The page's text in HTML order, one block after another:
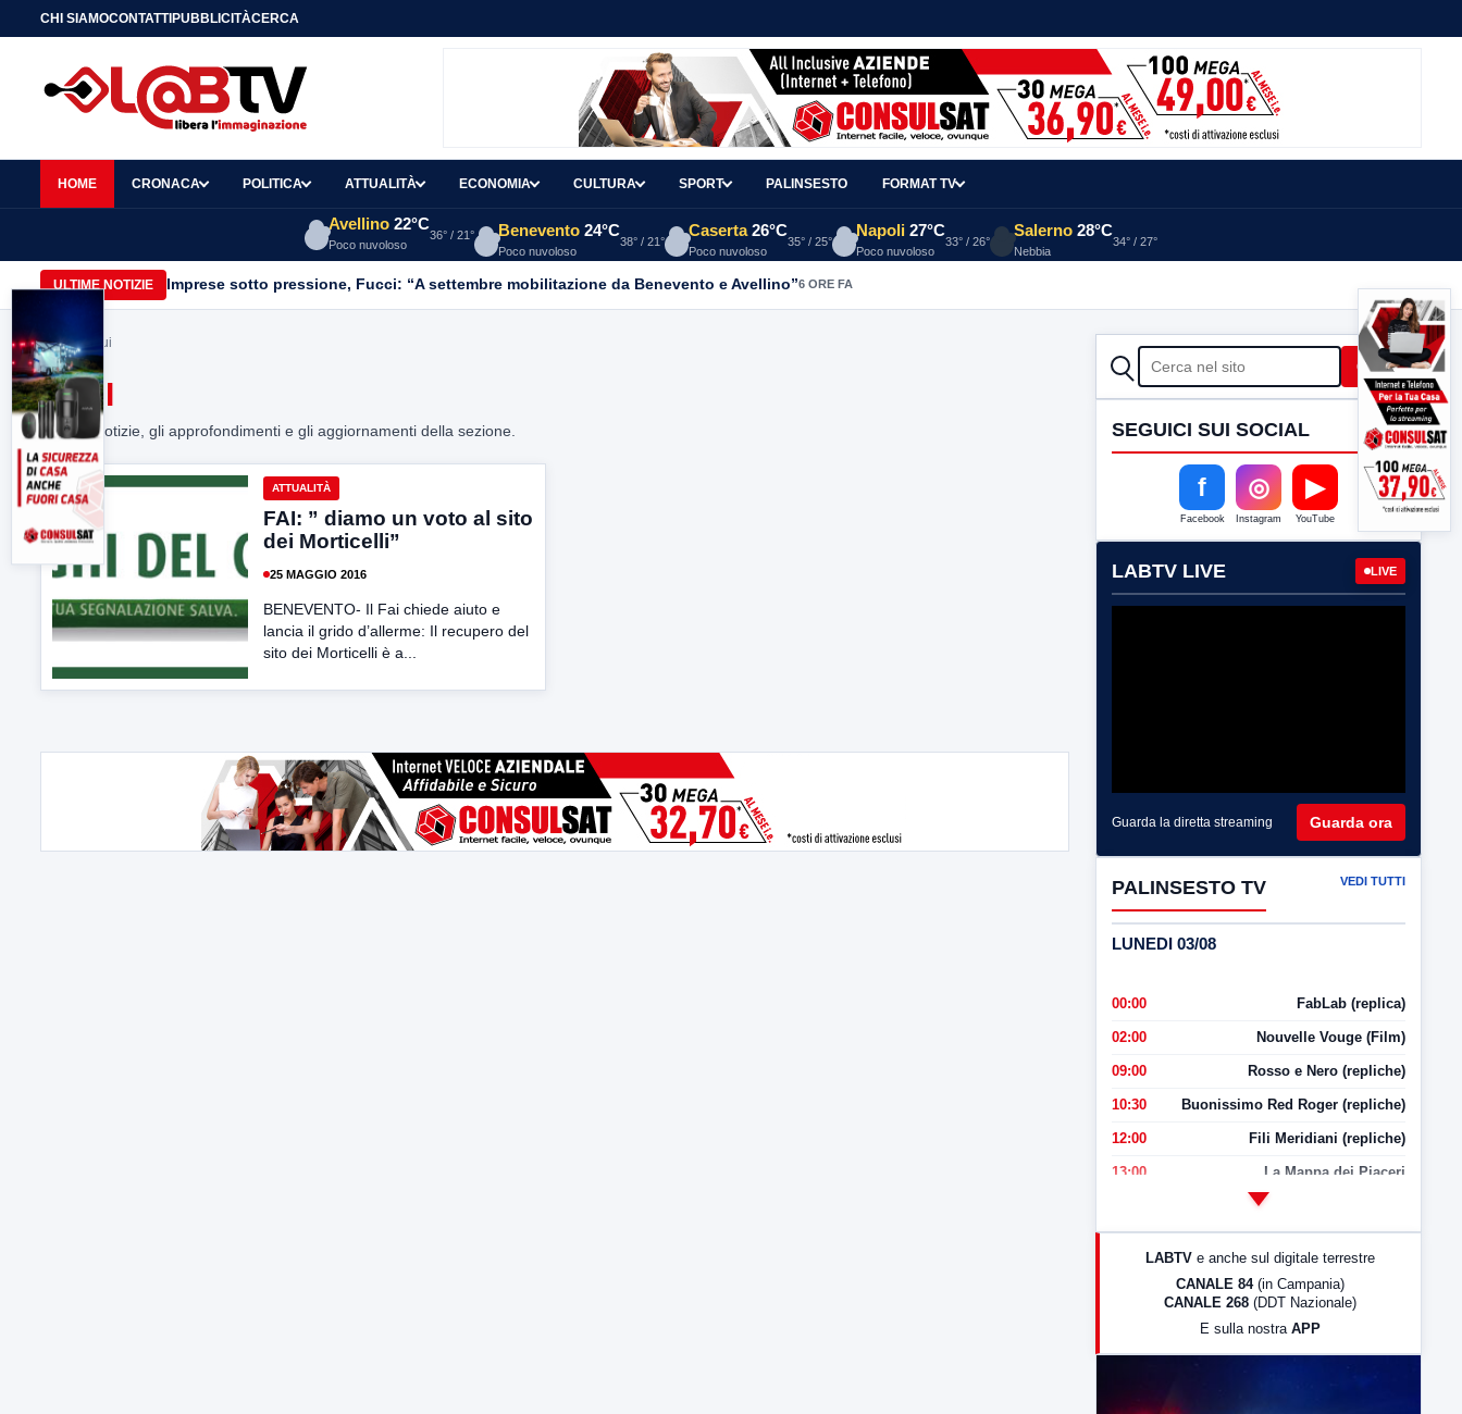
CHI SIAMOCONTATTIPUBBLICITÀCERCA
HOME CRONACA POLITICA ATTUALITÀ ECONOMIA CULTURA SPORT PALINSESTO FORMAT TV
Avellino 22°C
Poco nuvoloso
36° / 21° Benevento 24°C
Poco nuvoloso
38° / 21°
Caserta 26°C
Poco nuvoloso
35° / 25°
Napoli 27°C
Poco nuvoloso
33° / 26°
Salerno 28°C
Nebbia
34° / 27°
ULTIME NOTIZIE Imprese sotto pressione, Fucci: “A settembre mobilitazione da Benevento e Avellino”6 ORE FA
Home> faui
FAUI
Tutte le notizie, gli approfondimenti e gli aggiornamenti della sezione.
ATTUALITÀ
FAI: ” diamo un voto al sito
dei Morticelli”
25 MAGGIO 2016
BENEVENTO- Il Fai chiede aiuto e
lancia il grido d’allerme: Il recupero del
sito dei Morticelli è a...
CERCA Cerca
SEGUICI SUI SOCIAL
f
Facebook
◎
Instagram
▶
YouTube
LABTV LIVE LIVE
Guarda la diretta streaming Guarda ora
PALINSESTO TV VEDI TUTTI
LUNEDI 03/08
00:00 FabLab (replica)
02:00 Nouvelle Vouge (Film)
09:00 Rosso e Nero (repliche)
10:30 Buonissimo Red Roger (repliche)
12:00 Fili Meridiani (repliche)
13:00 La Mappa dei Piaceri
LabNews (Diretta)
LABTV e anche sul digitale terrestre
CANALE 84 (in Campania)
CANALE 268 (DDT Nazionale)
E sulla nostra APP